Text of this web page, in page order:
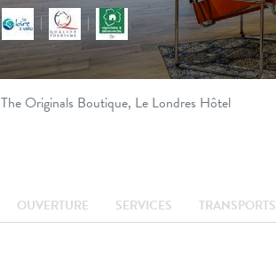
The Originals Boutique, Le Londres Hôtel
OUVERTURE SERVICES TRANSPORTS